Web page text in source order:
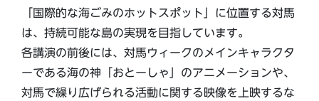
「国際的な海ごみのホットスポット」に位置する対馬
は、持続可能な島の実現を目指しています。
各講演の前後には、対馬ウィークのメインキャラクタ
ーである海の神「おとーしゃ」のアニメーションや、
対馬で繰り広げられる活動に関する映像を上映するな